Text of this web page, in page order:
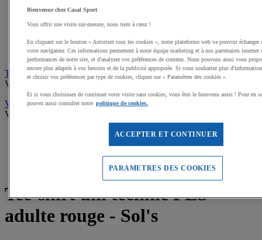
Maillots de bain, combinaisons de natation
Tee-shirts de sport
Vestes de sport
Pantalons, Collants de sport
Tee-shirts personnalisables
Voir tous les produits
Vêtements, tenues Gardien multisports
Voir tous les produits
Tee-shirts personnalisables (28)
Tee-shirt uni technic PES adulte rouge - Sol's
Tee-shirt uni technic PES
adulte rouge - Sol's
Bienvenue chez Casal Sport
Vous offrir une visite sur-mesure, nous tient à cœur !
En cliquant sur le bouton « Autoriser tous les cookies », notre plateforme web va pouvoir échanger
votre navigateur. Ces informations permettent à notre équipe marketing et à nos partenaires internet
performances de notre site, et d'analyser vos préférences de contenu. Nous pouvons ainsi vous
encore plus adaptés à vos besoins et de la publicité appropriée. Si vous souhaitez plus
et choisir vos préférences par type de cookies, cliquez sur « Paramètres des cookies ».
Et si vous choisissez de continuer votre visite sans cookies, vous êtes le bienvenu aussi ! Pour en
pouvez aussi consulter notre politique de cookies.
ACCEPTER ET CONTINUER
PARAMETRES DES COOKIES